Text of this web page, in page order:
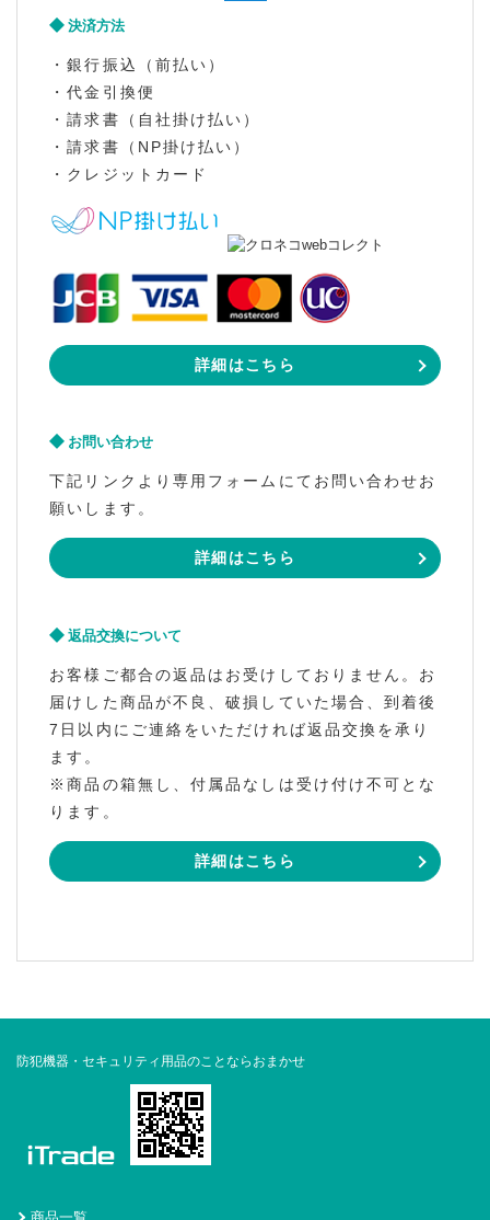
決済方法
・銀行振込（前払い）
・代金引換便
・請求書（自社掛け払い）
・請求書（NP掛け払い）
・クレジットカード
詳細はこちら
お問い合わせ
下記リンクより専用フォームにてお問い合わせお
願いします。
詳細はこちら
返品交換について
お客様ご都合の返品はお受けしておりません。お
届けした商品が不良、破損していた場合、到着後
7日以内にご連絡をいただければ返品交換を承り
ます。
※商品の箱無し、付属品なしは受け付け不可とな
ります。
詳細はこちら
防犯機器・セキュリティ用品のことならおまかせ